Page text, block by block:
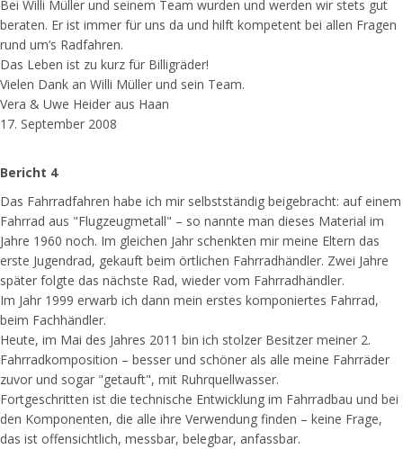
Bei Willi Müller und seinem Team wurden und werden wir stets gut
beraten. Er ist immer für uns da und hilft kompetent bei allen Fragen
rund um’s Radfahren.
Das Leben ist zu kurz für Billigräder!
Vielen Dank an Willi Müller und sein Team.
Vera & Uwe Heider aus Haan
17. September 2008
Bericht 4
Das Fahrradfahren habe ich mir selbstständig beigebracht: auf einem
Fahrrad aus "Flugzeugmetall" – so nannte man dieses Material im
Jahre 1960 noch. Im gleichen Jahr schenkten mir meine Eltern das
erste Jugendrad, gekauft beim örtlichen Fahrradhändler. Zwei Jahre
später folgte das nächste Rad, wieder vom Fahrradhändler.
Im Jahr 1999 erwarb ich dann mein erstes komponiertes Fahrrad,
beim Fachhändler.
Heute, im Mai des Jahres 2011 bin ich stolzer Besitzer meiner 2.
Fahrradkomposition – besser und schöner als alle meine Fahrräder
zuvor und sogar "getauft", mit Ruhrquellwasser.
Fortgeschritten ist die technische Entwicklung im Fahrradbau und bei
den Komponenten, die alle ihre Verwendung finden – keine Frage,
das ist offensichtlich, messbar, belegbar, anfassbar.